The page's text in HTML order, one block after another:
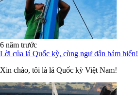
6 năm trước
Lời của lá Quốc kỳ, cùng ngư dân bám biển!
Xin chào, tôi là lá Quốc kỳ Việt Nam!